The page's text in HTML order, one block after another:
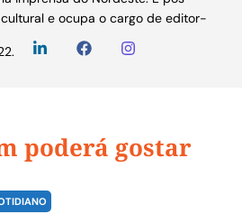
e ocupa o cargo de editor-
poderá gostar